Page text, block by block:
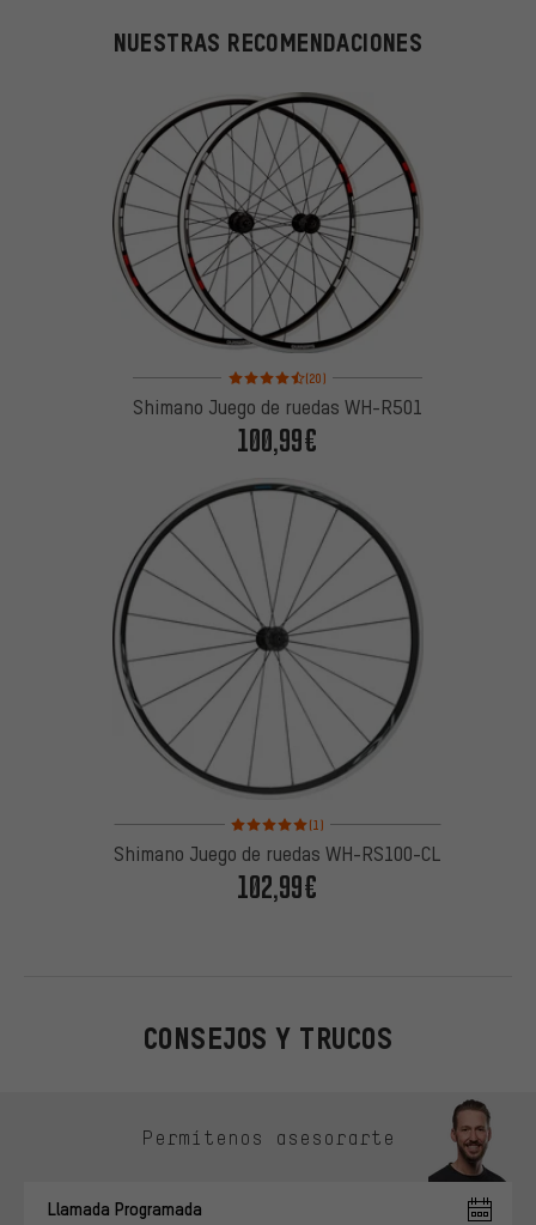
NUESTRAS RECOMENDACIONES
Valoración media: 4,5 de 5 basada en 20 reseñas
(20)
Shimano Juego de ruedas WH-R501
100,99€
Valoración media: 5 de 5 basada en 1 reseñas
(1)
Shimano Juego de ruedas WH-RS100-CL
102,99€
CONSEJOS Y TRUCOS
Permítenos asesorarte
Llamada Programada